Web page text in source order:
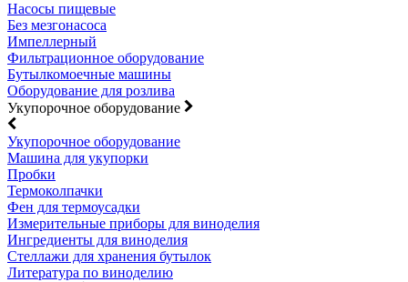
Насосы пищевые
Без мезгонасоса
Импеллерный
Фильтрационное оборудование
Бутылкомоечные машины
Оборудование для розлива
Укупорочное оборудование
Укупорочное оборудование
Машина для укупорки
Пробки
Термоколпачки
Фен для термоусадки
Измерительные приборы для виноделия
Ингредиенты для виноделия
Стеллажи для хранения бутылок
Литература по виноделию